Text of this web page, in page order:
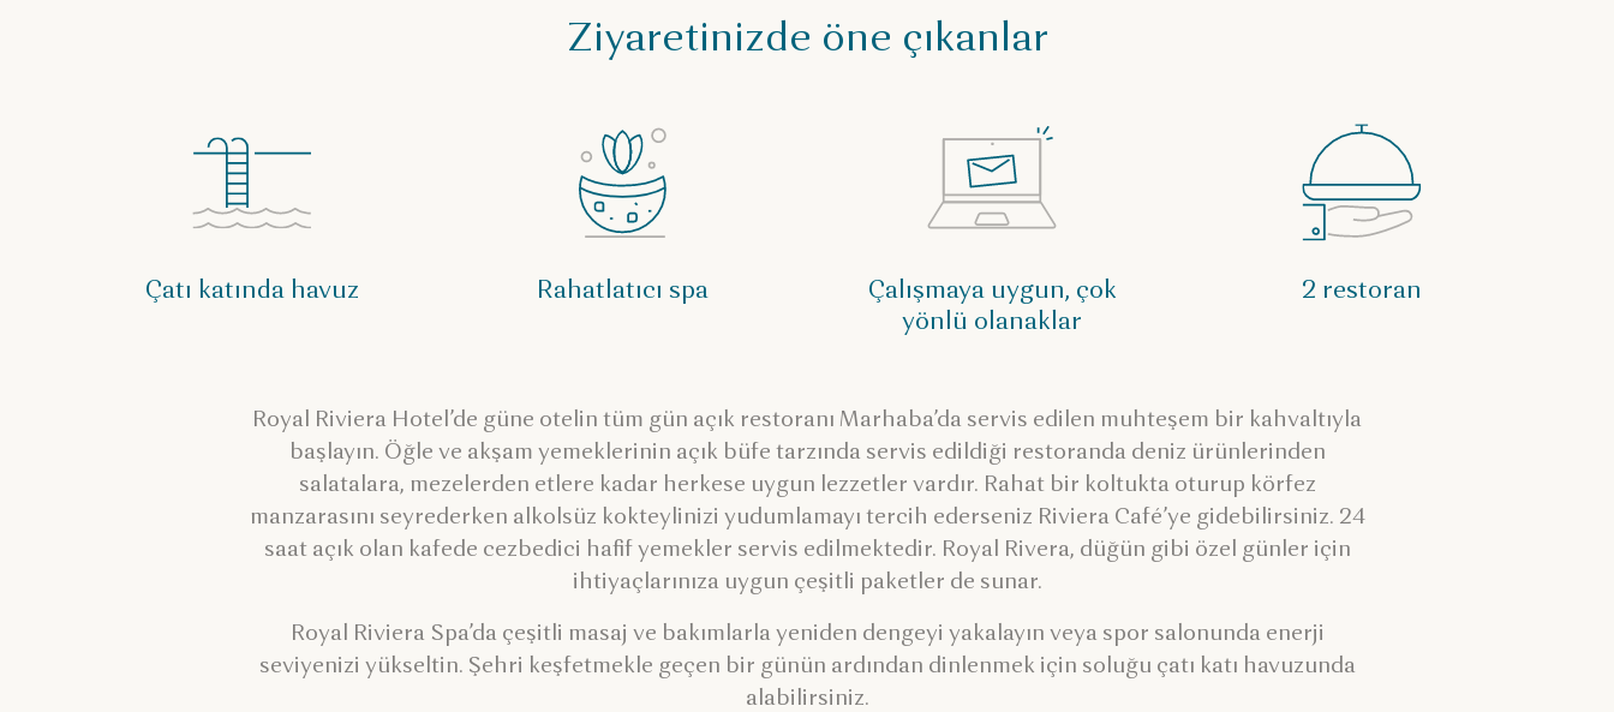
Ziyaretinizde öne çıkanlar
Çatı katında havuz Rahatlatıcı spa
Çalışmaya uygun, çok
yönlü olanaklar
2 restoran
Royal Riviera Hotel’de güne otelin tüm gün açık restoranı Marhaba’da servis edilen muhteşem bir kahvaltıyla
başlayın. Öğle ve akşam yemeklerinin açık büfe tarzında servis edildiği restoranda deniz ürünlerinden
salatalara, mezelerden etlere kadar herkese uygun lezzetler vardır. Rahat bir koltukta oturup körfez
manzarasını seyrederken alkolsüz kokteylinizi yudumlamayı tercih ederseniz Riviera Café’ye gidebilirsiniz. 24
saat açık olan kafede cezbedici hafif yemekler servis edilmektedir. Royal Rivera, düğün gibi özel günler için
ihtiyaçlarınıza uygun çeşitli paketler de sunar.
Royal Riviera Spa’da çeşitli masaj ve bakımlarla yeniden dengeyi yakalayın veya spor salonunda enerji
seviyenizi yükseltin. Şehri keşfetmekle geçen bir günün ardından dinlenmek için soluğu çatı katı havuzunda
alabilirsiniz.